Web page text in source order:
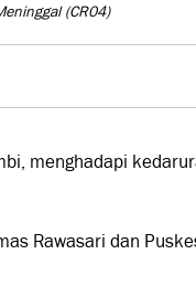
(CR04)
menghadapi
Rawasari dan